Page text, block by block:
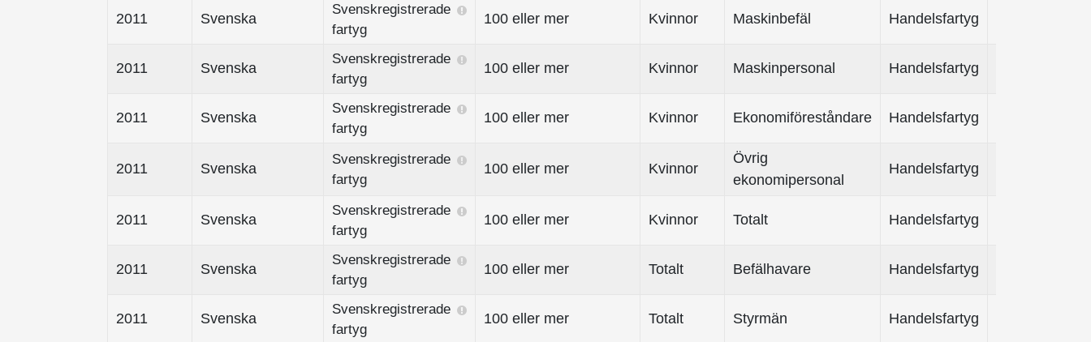
2011 Svenska
Svenskregistrerade
fartyg
100 eller mer Kvinnor Maskinbefäl Handelsfartyg
2011 Svenska
Svenskregistrerade
fartyg
100 eller mer Kvinnor Maskinpersonal Handelsfartyg
2011 Svenska
Svenskregistrerade
fartyg
100 eller mer Kvinnor Ekonomiföreståndare Handelsfartyg
2011 Svenska
Svenskregistrerade
fartyg
100 eller mer Kvinnor
Övrig
ekonomipersonal
Handelsfartyg
2011 Svenska
Svenskregistrerade
fartyg
100 eller mer Kvinnor Totalt Handelsfartyg
2011 Svenska
Svenskregistrerade
fartyg
100 eller mer Totalt Befälhavare Handelsfartyg
2011 Svenska
Svenskregistrerade
fartyg
100 eller mer Totalt Styrmän Handelsfartyg